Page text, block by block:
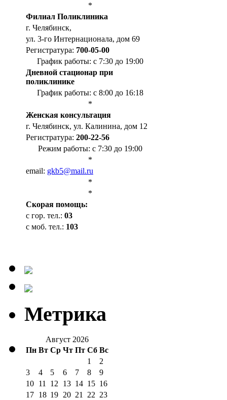
*
Филиал Поликлиника
г. Челябинск,
ул. 3-го Интернационала, дом 69
Регистратура: 700-05-00
График работы: с 7:30 до 19:00
Дневной стационар при
поликлинике
График работы: с 8:00 до 16:18
*
Женская консультация
г. Челябинск, ул. Калинина, дом 12
Регистратура: 200-22-56
Режим работы: с 7:30 до 19:00
*
email: gkb5@mail.ru
*
*
Cкорая помощь:
с гор. тел.: 03
с моб. тел.: 103
Метрика
Август 2026
Пн Вт Ср Чт Пт Сб Вс
1
2
3
4 5 6 7 8
9
10 11 12 13 14 15 16
17 18 19 20 21 22 23